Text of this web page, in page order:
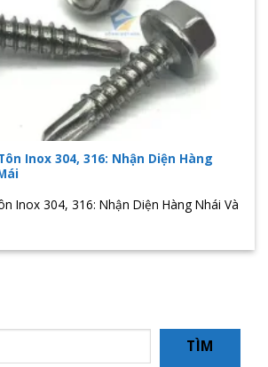
Inox 304, 316: Nhận Diện Hàng
Inox 304, 316: Nhận Diện Hàng Nhái Và
TÌM